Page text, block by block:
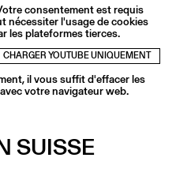
consentement est requis
nécessiter l'usage de cookies
les plateformes tierces.
CHARGER YOUTUBE UNIQUEMENT
il vous suffit d'effacer les
votre navigateur web.
SUISSE